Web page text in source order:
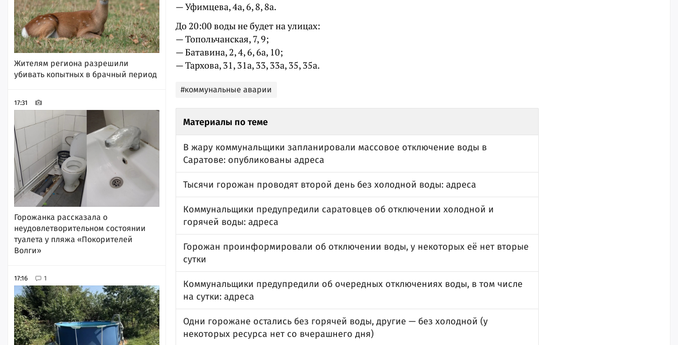
Жителям региона разрешили
убивать копытных в брачный период
17:31
Горожанка рассказала о
неудовлетворительном состоянии
туалета у пляжа «Покорителей
Волги»
17:16 1
— Уфимцева, 4а, 6, 8, 8а.
До 20:00 воды не будет на улицах:
— Топольчанская, 7, 9;
— Батавина, 2, 4, 6, 6а, 10;
— Тархова, 31, 31а, 33, 33а, 35, 35а.
#коммунальные аварии
Материалы по теме
В жару коммунальщики запланировали массовое отключение воды в
Саратове: опубликованы адреса
Тысячи горожан проводят второй день без холодной воды: адреса
Коммунальщики предупредили саратовцев об отключении холодной и
горячей воды: адреса
Горожан проинформировали об отключении воды, у некоторых её нет вторые
сутки
Коммунальщики предупредили об очередных отключениях воды, в том числе
на сутки: адреса
Одни горожане остались без горячей воды, другие — без холодной (у
некоторых ресурса нет со вчерашнего дня)